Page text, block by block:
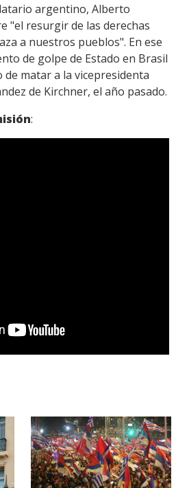
argentino, Alberto
"el resurgir de las derechas
a nuestros pueblos". En ese
de golpe de Estado en Brasil
matar a la vicepresidenta
de Kirchner, el año pasado.
: